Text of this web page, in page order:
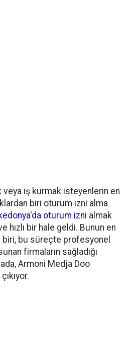
veya iş kurmak isteyenlerin en
biri oturum izni alma
oturum izni almak
hızlı bir hale geldi. Bunun en
biri, bu süreçte profesyonel
firmaların sağladığı
Armoni Medja Doo